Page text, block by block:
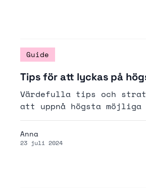
Guide
Tips för att lyckas på
Värdefulla tips och
att uppnå högsta
högskoleprovet. Från
och stresshantering till
ämneskunskaper.
Anna
23 juli 2024